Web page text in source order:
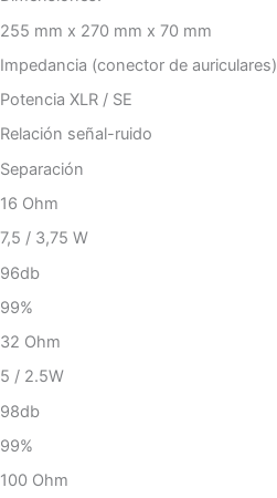
255 mm x 270 mm x 70 mm
Impedancia (conector de auriculares)
Potencia XLR / SE
Relación señal-ruido
Separación
16 Ohm
7,5 / 3,75 W
96db
99%
32 Ohm
5 / 2.5W
98db
99%
100 Ohm